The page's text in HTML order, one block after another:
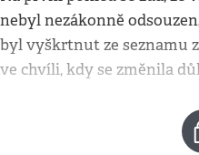
nebyl nezákonně
byl vyškrtnut ze seznamu
ve chvíli, kdy se změnila